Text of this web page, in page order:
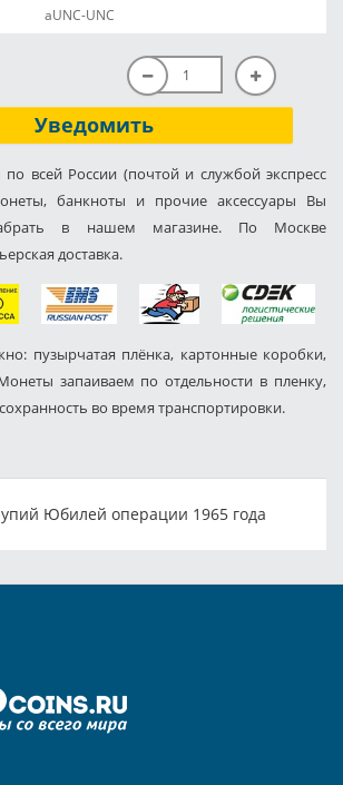
aUNC-UNC
Уведомить
всей России (почтой и службой экспресс
банкноты и прочие аксессуары Вы
в нашем магазине. По Москве
доставка.
пузырчатая плёнка, картонные коробки,
запаиваем по отдельности в пленку,
во время транспортировки.
Юбилей операции 1965 года